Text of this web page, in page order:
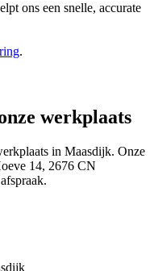
ons een snelle, accurate
.
werkplaats
in Maasdijk. Onze
14, 2676 CN